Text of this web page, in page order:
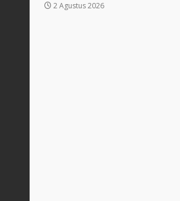
2 Agustus 2026